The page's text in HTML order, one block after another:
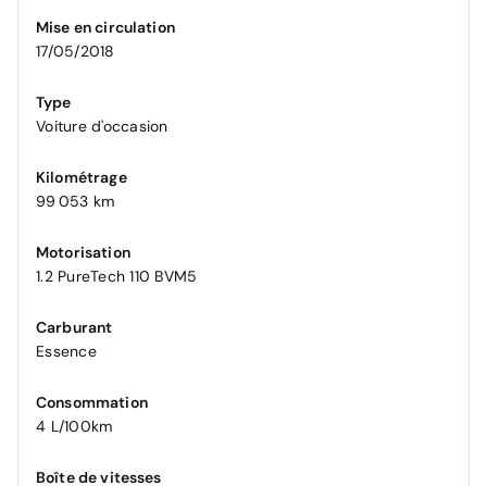
Mise en circulation
17/05/2018
Type
Voiture d'occasion
Kilométrage
99 053 km
Motorisation
1.2 PureTech 110 BVM5
Carburant
Essence
Consommation
4 L/100km
Boîte de vitesses